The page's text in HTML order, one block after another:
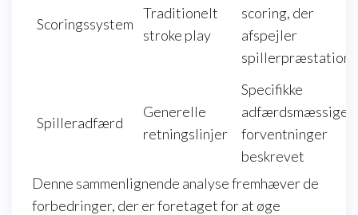
Scoringssystem
Traditionelt
stroke play
scoring, der
afspejler
spillerpræstation
Spilleradfærd
Generelle
retningslinjer
Specifikke
adfærdsmæssige
forventninger
beskrevet
Denne sammenlignende analyse fremhæver de
forbedringer, der er foretaget for at øge